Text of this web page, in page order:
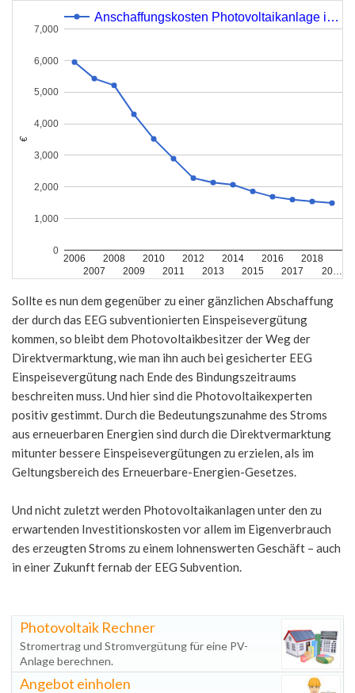
Anschaffungskosten Photovoltaikanlage i…
2006
2007
2008
2009
2010
2011
2012
2013
2014
2015
2016
2017
2018
20…
0
1,000
2,000
3,000
4,000
5,000
6,000
7,000
€
Sollte es nun dem gegenüber zu einer gänzlichen Abschaffung
der durch das EEG subventionierten Einspeisevergütung
kommen, so bleibt dem Photovoltaikbesitzer der Weg der
Direktvermarktung, wie man ihn auch bei gesicherter EEG
Einspeisevergütung nach Ende des Bindungszeitraums
beschreiten muss. Und hier sind die Photovoltaikexperten
positiv gestimmt. Durch die Bedeutungszunahme des Stroms
aus erneuerbaren Energien sind durch die Direktvermarktung
mitunter bessere Einspeisevergütungen zu erzielen, als im
Geltungsbereich des Erneuerbare-Energien-Gesetzes.
Und nicht zuletzt werden Photovoltaikanlagen unter den zu
erwartenden Investitionskosten vor allem im Eigenverbrauch
des erzeugten Stroms zu einem lohnenswerten Geschäft – auch
in einer Zukunft fernab der EEG Subvention.
Photovoltaik Rechner
Stromertrag und Stromvergütung für eine PV-
Anlage berechnen.
Angebot einholen